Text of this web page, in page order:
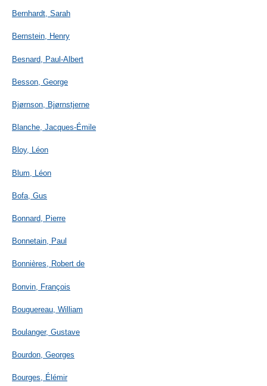
Bernhardt, Sarah
Bernstein, Henry
Besnard, Paul-Albert
Besson, George
Bjørnson, Bjørnstjerne
Blanche, Jacques-Émile
Bloy, Léon
Blum, Léon
Bofa, Gus
Bonnard, Pierre
Bonnetain, Paul
Bonnières, Robert de
Bonvin, François
Bouguereau, William
Boulanger, Gustave
Bourdon, Georges
Bourges, Élémir